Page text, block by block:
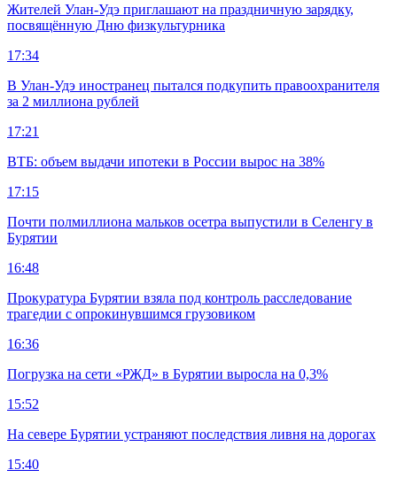
Жителей Улан-Удэ приглашают на праздничную зарядку,
посвящённую Дню физкультурника
17:34
В Улан-Удэ иностранец пытался подкупить правоохранителя
за 2 миллиона рублей
17:21
ВТБ: объем выдачи ипотеки в России вырос на 38%
17:15
Почти полмиллиона мальков осетра выпустили в Селенгу в
Бурятии
16:48
Прокуратура Бурятии взяла под контроль расследование
трагедии с опрокинувшимся грузовиком
16:36
Погрузка на сети «РЖД» в Бурятии выросла на 0,3%
15:52
На севере Бурятии устраняют последствия ливня на дорогах
15:40